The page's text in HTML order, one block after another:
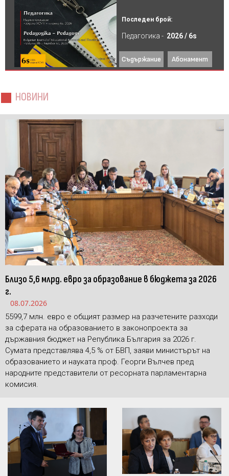
Последен брой:
Педагогика - 2026 / 6s
Съдържание Абонамент
НОВИНИ
Близо 5,6 млрд. евро за образование в бюджета за 2026
г.
08.07.2026
5599,7 млн. евро е общият размер на разчетените разходи
за сферата на образованието в законопроекта за
държавния бюджет на Република България за 2026 г.
Сумата представлява 4,5 % от БВП, заяви министърът на
образованието и науката проф. Георги Вълчев пред
народните представители от ресорната парламентарна
комисия.